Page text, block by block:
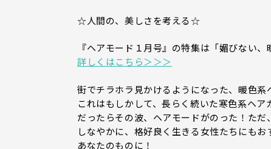
☆人間の、美しさを考える☆
『ヘアモード１月号』の特集は「媚びない、
詳しくはこちら＞＞＞
街でチラホラ見かけるようになった、暖色系
これはもしかして、長らく続いた寒色系ヘ
だったらその波、ヘアモードがのった！ただ
しなやかに、格好良く生きる女性たちにも
あなたのものに！